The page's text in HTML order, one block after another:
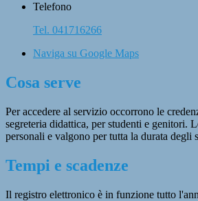
Telefono
Tel. 041716266
Naviga su Google Maps
Cosa serve
Per accedere al servizio occorrono le
segreteria didattica, per studenti e genitori.
personali e valgono per tutta la durata degli
Tempi e scadenze
Il registro elettronico è in funzione tutto